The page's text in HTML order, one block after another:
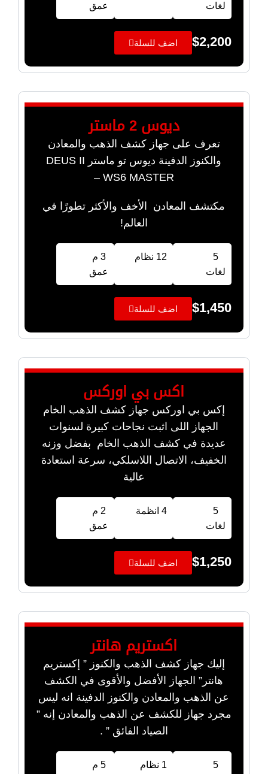
لغات عمق
$2,200 اضف للسلة
ديوس 2 ماستر
تعرف على جهاز كشف الذهب والمعادن
والكنوز الدفينة ديوس تو ماستر DEUS II
WS6 MASTER –
مكتشف المعادن الأخف والأكثر تطورًا في
العالم!
5
لغات
12 نظام
3 م
عمق
$1,450 اضف للسلة
اكس بي اوركس
إكس بي اوركس جهاز كشف الذهب الخام
الجهاز اللى اثبت نجاحات كبيرة لسنوات
عديدة في كشف الذهب الخام بفضل وزنه
الخفيف، الاتصال اللاسلكي، سرعة استعادة
عالية
5
لغات
4 انظمة
2 م
عمق
$1,250 اضف للسلة
اكستريم هانتر
إليك جهاز كشف الذهب والكنوز ” إكستريم
هانتر” الجهاز الأفضل والأقوى في الكشف
عن الذهب والمعادن والكنوز الدفينة انه ليس
مجرد جهاز للكشف عن الذهب والمعادن إنه ”
الصياد الفائق ” .
5
1 نظام
5 م